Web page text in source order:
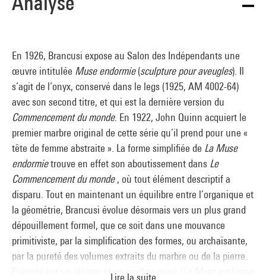
En 1926, Brancusi expose au Salon des Indépendants une
œuvre intitulée Muse endormie(sculpture pour aveugles). Il
s’agit de l’onyx, conservé dans le legs (1925, AM 4002-64)
avec son second titre, et qui est la dernière version du
Commencement du monde. En 1922, John Quinn acquiert le
premier marbre original de cette série qu’il prend pour une «
tête de femme abstraite ». La forme simplifiée de La Muse
endormietrouve en effet son aboutissement dans Le
Commencement du monde, où tout élément descriptif a
disparu. Tout en maintenant un équilibre entre l’organique et
la géométrie, Brancusi évolue désormais vers un plus grand
dépouillement formel, que ce soit dans une mouvance
primitiviste, par la simplification des formes, ou archaïsante,
par la pureté des volumes extraits du marbre ou de la pierre.
Précédé par un albâtre et un marbre veiné (
Lire la suite